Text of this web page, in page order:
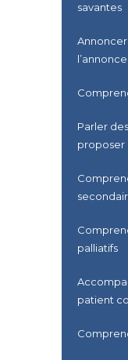
savantes
l’annonce
Parler
proposer
palliatifs
patient